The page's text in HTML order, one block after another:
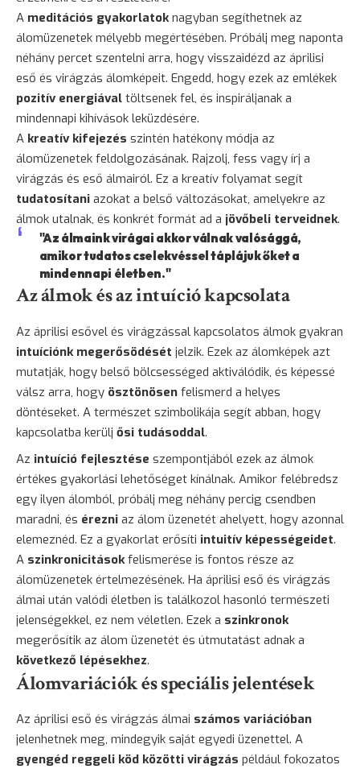
A meditációs gyakorlatoknagyban segíthetnek az
álomüzenetek mélyebb megértésében. Próbálj meg naponta
néhány percet szentelni arra, hogy visszaidézd az áprilisi
eső és virágzás álomképeit. Engedd, hogy ezek az emlékek
pozitív energiával töltsenek fel, és inspiráljanak a
mindennapi kihívások leküzdésére.
A kreatív kifejezés szintén hatékony módja az
álomüzenetek feldolgozásának. Rajzolj, fess vagy írj a
virágzás és eső álmairól. Ez a kreatív folyamat segít
tudatosítani azokat a belső változásokat, amelyekre az
álmok utalnak, és konkrét formát ad a jövőbeli terveidnek.
"Az álmaink virágai akkor válnak valósággá,
amikor tudatos cselekvéssel táplájuk őket a
mindennapi életben."
Az álmok és az intuíció kapcsolata
Az áprilisi esővel és virágzással kapcsolatos álmok gyakran
intuíciónk megerősödését jelzik. Ezek az álomképek azt
mutatják, hogy belső bölcsességed aktiválódik, és képessé
válsz arra, hogy ösztönösen felismerd a helyes
döntéseket. A természet szimbolikája segít abban, hogy
kapcsolatba kerülj ősi tudásoddal.
Az intuíció fejlesztése szempontjából ezek az álmok
értékes gyakorlási lehetőséget kínálnak. Amikor felébredsz
egy ilyen álomból, próbálj meg néhány percig csendben
maradni, és érezni az álom üzenetét ahelyett, hogy azonnal
elemeznéd. Ez a gyakorlat erősíti intuitív képességeidet.
A szinkronicitásokfelismerése is fontos része az
álomüzenetek értelmezésének. Ha áprilisi eső és virágzás
álmai után valódi életben is találkozol hasonló természeti
jelenségekkel, ez nem véletlen. Ezek a szinkronok
megerősítik az álom üzenetét és útmutatást adnak a
következő lépésekhez.
Álomvariációk és speciális jelentések
Az áprilisi eső és virágzás álmai számos variációban
jelenhetnek meg, mindegyik saját egyedi üzenettel. A
gyengéd reggeli köd közötti virágzás például fokozatos